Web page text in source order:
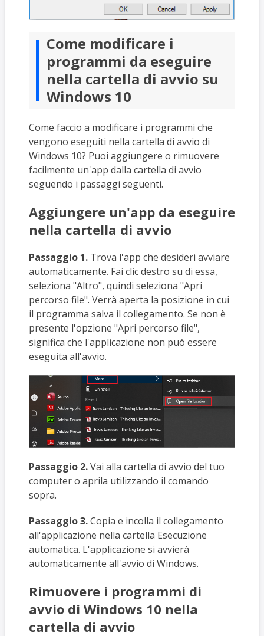
Come modificare i
programmi da eseguire
nella cartella di avvio su
Windows 10
Come faccio a modificare i programmi che
vengono eseguiti nella cartella di avvio di
Windows 10? Puoi aggiungere o rimuovere
facilmente un'app dalla cartella di avvio
seguendo i passaggi seguenti.
Aggiungere un'app da eseguire
nella cartella di avvio
Passaggio 1.Trova l'app che desideri avviare
automaticamente. Fai clic destro su di essa,
seleziona "Altro", quindi seleziona "Apri
percorso file". Verrà aperta la posizione in cui
il programma salva il collegamento. Se non è
presente l'opzione "Apri percorso file",
significa che l'applicazione non può essere
eseguita all'avvio.
Passaggio 2.Vai alla cartella di avvio del tuo
computer o aprila utilizzando il comando
sopra.
Passaggio 3.Copia e incolla il collegamento
all'applicazione nella cartella Esecuzione
automatica. L'applicazione si avvierà
automaticamente all'avvio di Windows.
Rimuovere i programmi di
avvio di Windows 10 nella
cartella di avvio